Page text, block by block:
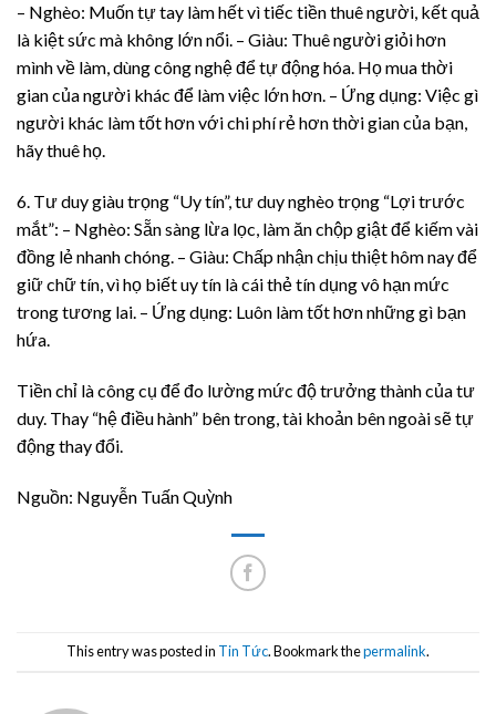
– Nghèo: Muốn tự tay làm hết vì tiếc tiền thuê người, kết quả
là kiệt sức mà không lớn nổi. – Giàu: Thuê người giỏi hơn
mình về làm, dùng công nghệ để tự động hóa. Họ mua thời
gian của người khác để làm việc lớn hơn. – Ứng dụng: Việc gì
người khác làm tốt hơn với chi phí rẻ hơn thời gian của bạn,
hãy thuê họ.
6. Tư duy giàu trọng “Uy tín”, tư duy nghèo trọng “Lợi trước
mắt”: – Nghèo: Sẵn sàng lừa lọc, làm ăn chộp giật để kiếm vài
đồng lẻ nhanh chóng. – Giàu: Chấp nhận chịu thiệt hôm nay để
giữ chữ tín, vì họ biết uy tín là cái thẻ tín dụng vô hạn mức
trong tương lai. – Ứng dụng: Luôn làm tốt hơn những gì bạn
hứa.
Tiền chỉ là công cụ để đo lường mức độ trưởng thành của tư
duy. Thay “hệ điều hành” bên trong, tài khoản bên ngoài sẽ tự
động thay đổi.
Nguồn: Nguyễn Tuấn Quỳnh
This entry was posted in Tin Tức. Bookmark thepermalink.